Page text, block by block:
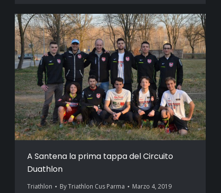
A Santena la prima tappa del Circuito
Duathlon
Triathlon ByTriathlon Cus Parma Marzo 4, 2019